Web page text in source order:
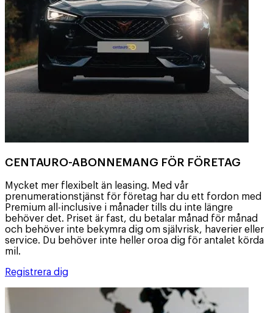
CENTAURO-ABONNEMANG FÖR FÖRETAG
Mycket mer flexibelt än leasing. Med vår
prenumerationstjänst för företag har du ett fordon med
Premium all-inclusive i månader tills du inte längre
behöver det. Priset är fast, du betalar månad för månad
och behöver inte bekymra dig om självrisk, haverier eller
service. Du behöver inte heller oroa dig för antalet körda
mil.
Registrera dig